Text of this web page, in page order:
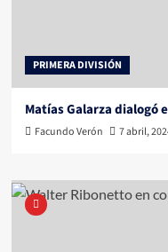
PRIMERA DIVISIÓN
Matías Galarza dialogó
Facundo Verón 7 abril,